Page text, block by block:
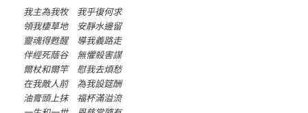
我主為我牧 我乎復何求
領我棲草地 安靜水邊留
靈魂得甦醒 導我義路走
伴經死蔭谷 無懼殺害謀
爾杖和爾竿 慰我去煩愁
在我敵人前 為我設筵酬
油膏頭上抹 福杯滿溢流